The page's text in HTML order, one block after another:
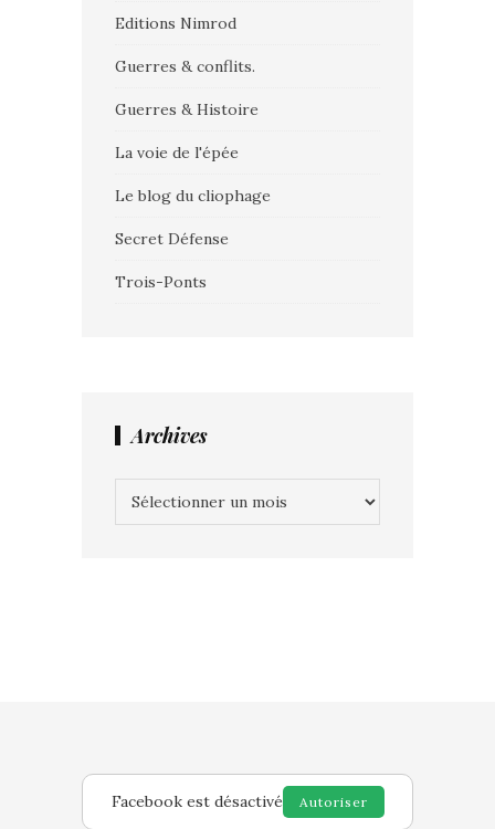
Editions Nimrod
Guerres & conflits.
Guerres & Histoire
La voie de l'épée
Le blog du cliophage
Secret Défense
Trois-Ponts
Archives
Facebook est désactivé Autoriser